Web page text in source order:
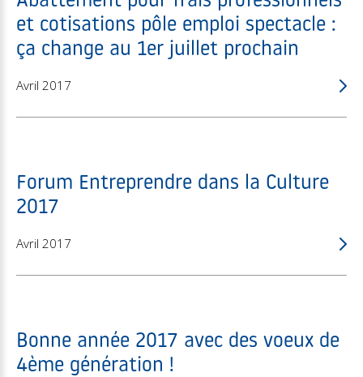
et cotisations pôle emploi spectacle :
ça change au 1er juillet prochain
Avril 2017
Forum Entreprendre dans la Culture
2017
Avril 2017
Bonne année 2017 avec des voeux de
4ème génération !